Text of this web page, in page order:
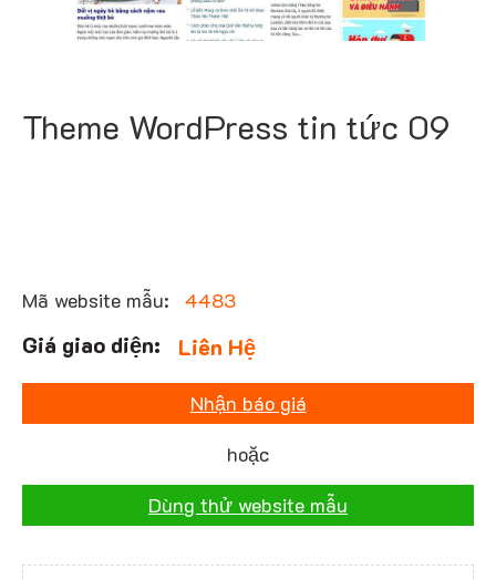
Theme WordPress tin tức 09
Mã website mẫu: 4483
Liên Hệ
Nhận báo giá
hoặc
Dùng thử website mẫu